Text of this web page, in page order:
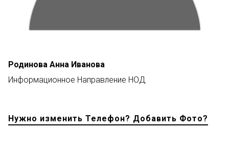
Родинова Анна Иванова
Информационное Направление НОД
Нужно изменить Телефон? Добавить Фото?